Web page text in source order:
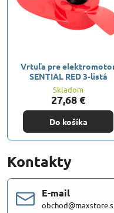
Vrtuľa pre
SENTIAL RED 3-listá
Skladom
27,68 €
Do košíka
Kontakty
E-mail